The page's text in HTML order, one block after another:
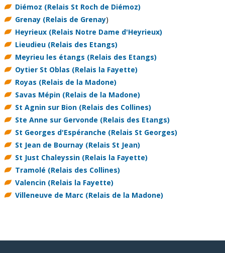
Diémoz (Relais St Roch de Diémoz)
Grenay (Relais de Grenay)
Heyrieux (Relais Notre Dame d'Heyrieux)
Lieudieu (Relais des Etangs)
Meyrieu les étangs (Relais des Etangs)
Oytier St Oblas (Relais la Fayette)
Royas (Relais de la Madone)
Savas Mépin (Relais de la Madone)
St Agnin sur Bion (Relais des Collines)
Ste Anne sur Gervonde (Relais des Etangs)
St Georges d'Espéranche (Relais St Georges)
St Jean de Bournay (Relais St Jean)
St Just Chaleyssin (Relais la Fayette)
Tramolé (Relais des Collines)
Valencin (Relais la Fayette)
Villeneuve de Marc (Relais de la Madone)